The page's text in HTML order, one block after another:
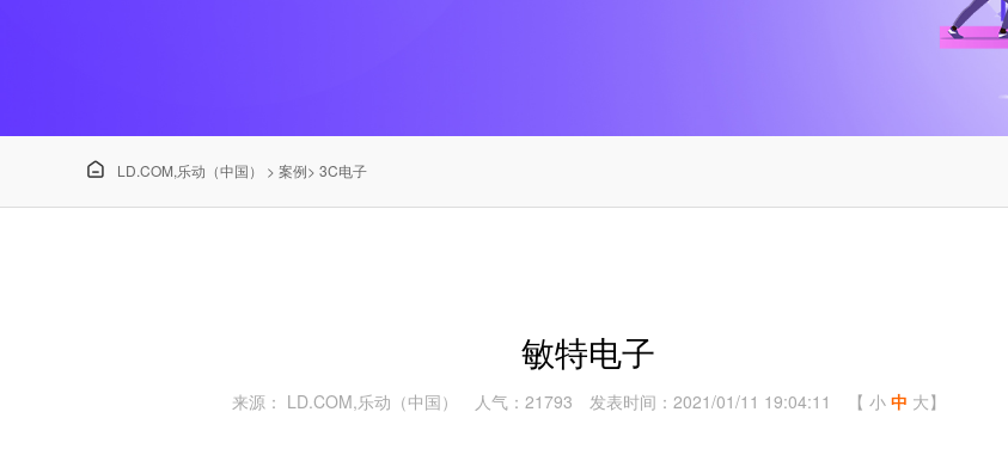
 LD.COM,乐动（中国） > 案例> 3C电子
敏特电子
来源： LD.COM,乐动（中国） 人气：21793 发表时间：2021/01/11 19:04:11 【 小 中 大】